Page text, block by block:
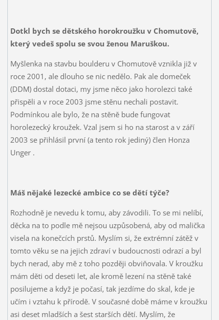
Dotkl bych se dětského horokroužku v Chomutově,
který vedeš spolu se svou ženou Maruškou.
Myšlenka na stavbu boulderu v Chomutově vznikla již v
roce 2001, ale dlouho se nic nedělo. Pak ale domeček
(DDM) dostal dotaci, my jsme něco jako horolezci také
přispěli a v roce 2003 jsme stěnu nechali postavit.
Podmínkou ale bylo, že na stěně bude fungovat
horolezecký kroužek. Vzal jsem si ho na starost a v září
2003 se přihlásil první (a tento rok jediný) člen Honza
Unger .
Máš nějaké lezecké ambice co se dětí týče?
Rozhodně je nevedu k tomu, aby závodili. To se mi nelíbí,
děcka na to podle mě nejsou uzpůsobená, aby od malička
visela na konečcích prstů. Myslím si, že extrémní zátěž v
tomto věku se na jejich zdraví v budoucnosti odrazí a byl
bych nerad, aby mě z toho později obviňovala. V kroužku
mám děti od deseti let, ale kromě lezení na stěně také
posilujeme a když je počasí, tak jezdíme do skal, kde je
učím i vztahu k přírodě. V současné době máme v kroužku
asi deset mladších a šest starších dětí. Myslím, že